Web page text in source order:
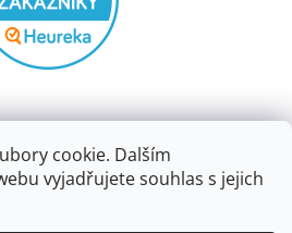
cookie. Dalším
vyjadřujete souhlas s jejich